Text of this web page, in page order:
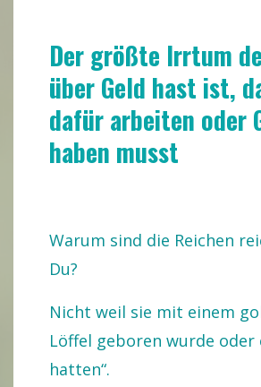
Der größte Irrtum
über Geld hast ist,
dafür arbeiten oder
haben musst
Warum sind die Reichen
Du?
Nicht weil sie mit einem
Löffel geboren wurde oder
hatten“.